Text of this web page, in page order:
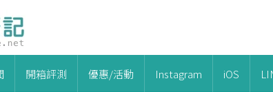
開箱評測 優惠/活動 Instagram iOS